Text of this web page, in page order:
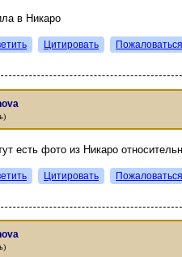
в Никаро
Цитировать Пожаловаться
есть фото из Никаро
Цитировать Пожаловаться